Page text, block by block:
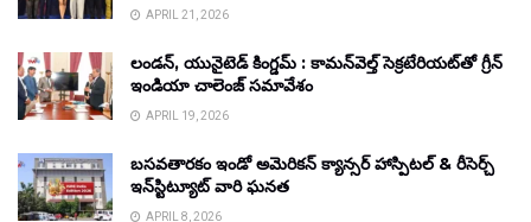
APRIL 21, 2026
లండన్, యునైటెడ్ కింగ్డమ్ : కామన్‌వెల్త్ సెక్రటేరియట్‌తో గ్రీన్
ఇండియా చాలెంజ్ సమావేశం
APRIL 19, 2026
బసవతారకం ఇండో అమెరికన్ క్యాన్సర్ హాస్పిటల్ & రీసెర్చ్
ఇన్‌స్టిట్యూట్ వారి ఘనత
APRIL 8, 2026